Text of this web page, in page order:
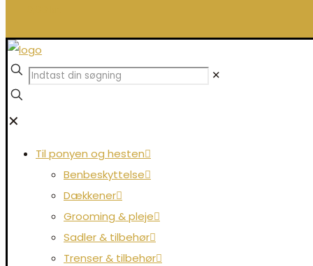
✕
✕
Til ponyen og hesten
Benbeskyttelse
Dækkener
Grooming & pleje
Sadler & tilbehør
Trenser & tilbehør